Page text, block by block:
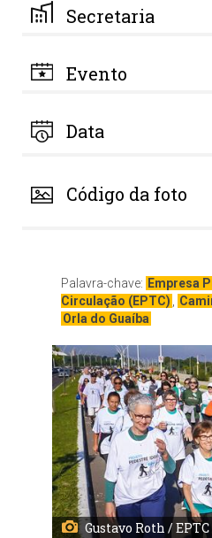
chave
Secretaria
Evento
Data
Código da foto
Palavra-chave: Empresa
Circulação (EPTC)
Orla do Guaíba
Gustavo Roth /